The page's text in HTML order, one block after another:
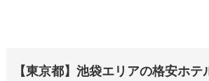
【東京都】池袋エリアの格安ホテ